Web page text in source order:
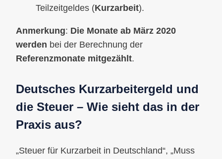
Teilzeitgeldes (Kurzarbeit).
Anmerkung: Die Monate ab März 2020
werden bei der Berechnung der
Referenzmonate mitgezählt.
Deutsches Kurzarbeitergeld und
die Steuer – Wie sieht das in der
Praxis aus?
„Steuer für Kurzarbeit in Deutschland“, „Muss